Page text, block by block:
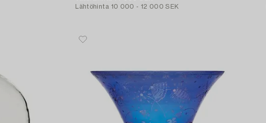
Lähtöhinta 10 000 - 12 000 SEK